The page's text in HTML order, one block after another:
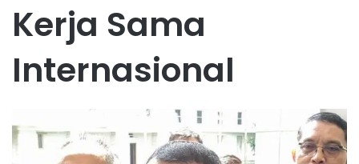
Kerja Sama
Internasional